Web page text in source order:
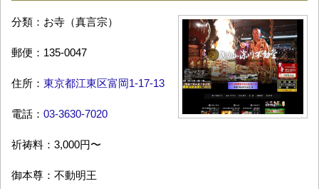
分類：お寺（真言宗）
郵便：135-0047
住所： 東京都江東区富岡1-17-13
電話： 03-3630-7020
祈祷料：3,000円〜
御本尊：不動明王